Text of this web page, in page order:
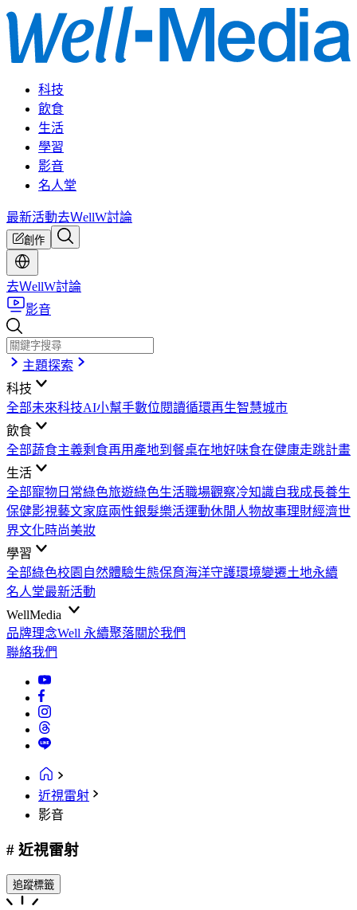
科技
飲食
生活
學習
影音
名人堂
最新活動去ＷellW討論
創作
去ＷellW討論
影音
主題探索
科技
全部未來科技AI小幫手數位閱讀循環再生智慧城市
飲食
全部蔬食主義剩食再用 產地到餐桌在地好味食在健康走跳計畫
生活
全部寵物日常綠色旅遊綠色生活職場觀察冷知識自我成長養生
保健影視藝文家庭兩性銀髮樂活運動休閒 人物故事理財經濟世
界文化時尚美妝
學習
全部綠色校園 自然體驗生態保育海洋守護環境變遷土地永續
名人堂最新活動
WellMedia
品牌理念Well 永續聚落關於我們
聯絡我們
近視雷射
影音
# 近視雷射
追蹤標籤